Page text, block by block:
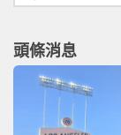
頭條消息